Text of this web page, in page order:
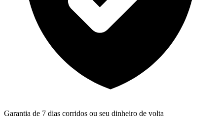
Garantia de 7 dias corridos ou seu dinheiro de volta